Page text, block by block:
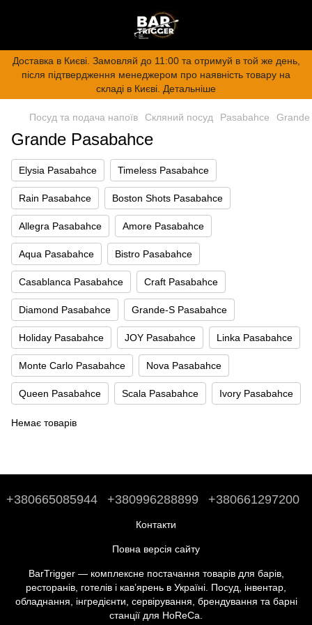
Доставка в Києві. Замовляй до 11:00 та отримуй в той же день,
після підтвердження менеджером про наявність товару на
складі в Києві. Детальніше
Посуд та подача напоїв Скляний посуд Pasabahce
Grande Pasabahce
Elysia Pasabahce Timeless Pasabahce
Rain Pasabahce Boston Shots Pasabahce
Allegra Pasabahce Amore Pasabahce
Aqua Pasabahce Bistro Pasabahce
Casablanca Pasabahce Craft Pasabahce
Diamond Pasabahce Grande-S Pasabahce
Holiday Pasabahce JOY Pasabahce Linka Pasabahce
Monte Carlo Pasabahce Nova Pasabahce
Queen Pasabahce Scala Pasabahce Ivory Pasabahce
Немає товарів
+380665085944 +380996288899 +380661297200
Контакти
Повна версія сайту
BarTrigger — комплексне постачання товарів для барів,
ресторанів, готелів і кав’ярень в Україні. Посуд, інвентар,
обладнання, інгредієнти, сервірування, брендування та барні
станції для HoReCa.